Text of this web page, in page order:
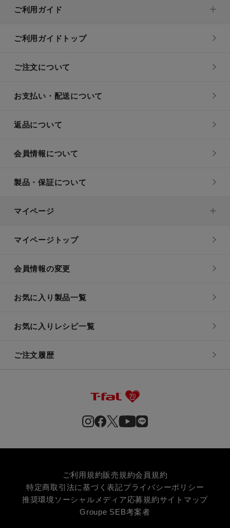
ご利用ガイド
ご利用ガイドトップ
ご注文について
お支払い・配送について
返品について
会員情報について
製品・保証について
マイページ
マイページトップ
会員情報の変更
お気に入り製品一覧
お気に入りレシピ一覧
ご注文履歴
ご利用規約販売規約会員規約
特定商取引法に基づく表記プライバシーポリシー
推奨環境 ソーシャルメディア応募規約サイトマップ
Groupe SEB考案者